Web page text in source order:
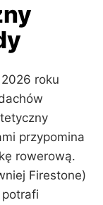
roku
przypomina
rowerową.
Firestone)
potrafi